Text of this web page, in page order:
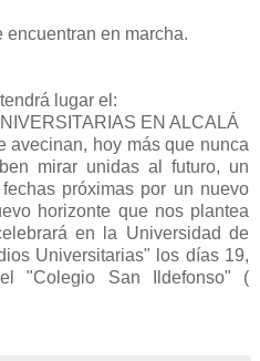
encuentran en marcha.
lugar el:
EN ALCALÁ
avecinan, hoy más que nunca
mirar unidas al futuro, un
próximas por un nuevo
horizonte que nos plantea
en la Universidad de
Universitarias" los días 19,
"Colegio San Ildefonso" (